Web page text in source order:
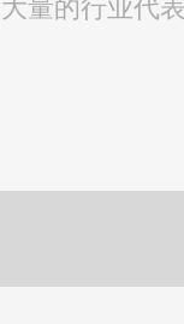
量的行业代